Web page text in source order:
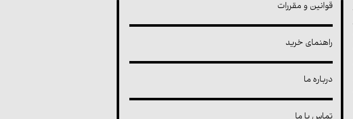
قوانین و مقررات
راهنمای خرید
درباره ما